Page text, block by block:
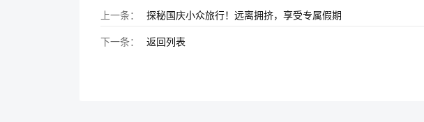
上一条：
探秘国庆小众旅行！远离拥挤，享受专属假期
下一条：
返回列表